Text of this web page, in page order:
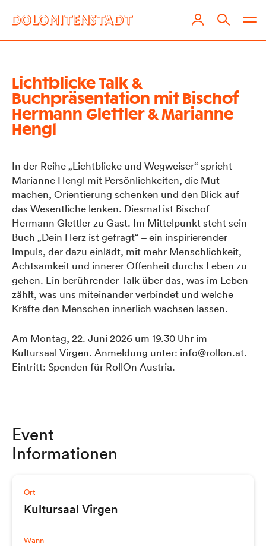
Lichtblicke Talk &
Buchpräsentation mit Bischof
Hermann Glettler & Marianne
Hengl
In der Reihe „Lichtblicke und Wegweiser“ spricht
Marianne Hengl mit Persönlichkeiten, die Mut
machen, Orientierung schenken und den Blick auf
das Wesentliche lenken. Diesmal ist Bischof
Hermann Glettler zu Gast. Im Mittelpunkt steht sein
Buch „Dein Herz ist gefragt“ – ein inspirierender
Impuls, der dazu einlädt, mit mehr Menschlichkeit,
Achtsamkeit und innerer Offenheit durchs Leben zu
gehen. Ein berührender Talk über das, was im Leben
zählt, was uns miteinander verbindet und welche
Kräfte den Menschen innerlich wachsen lassen.
Am Montag, 22. Juni 2026 um 19.30 Uhr im
Kultursaal Virgen. Anmeldung unter: info@rollon.at.
Eintritt: Spenden für RollOn Austria.
Event
Informationen
Ort
Kultursaal Virgen
Wann